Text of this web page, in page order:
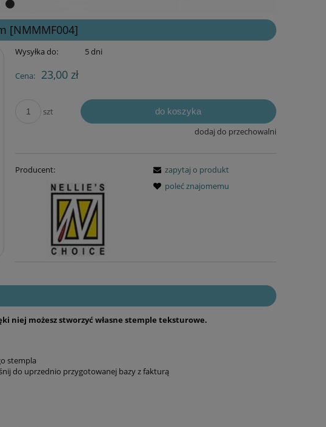
[NMMMF004]
Wysyłka do: 5 dni
Cena: 23,00 zł
szt do koszyka
dodaj do przechowalni
Producent:
zapytaj o produkt
poleć znajomemu
niej możesz stworzyć własne stemple teksturowe.
stempla
do uprzednio przygotowanej bazy z fakturą